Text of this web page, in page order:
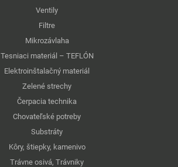
Ventily
Filtre
Mikrozávlaha
Tesniaci materiál – TEFLÓN
Elektroinštalačný materiál
Zelené strechy
Čerpacia technika
Chovateľské potreby
Substráty
Kôry, štiepky, kamenivo
Trávne osivá, Trávniky